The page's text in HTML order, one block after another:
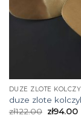
DUZE ZLOTE
duze zlote
zł122.00 zł94.00